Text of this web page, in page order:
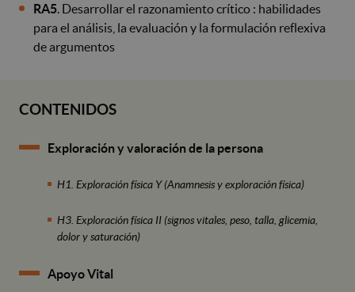
RA5 . Desarrollar el razonamiento crítico : habilidades
para el análisis, la evaluación y la formulación reflexiva
de argumentos
CONTENIDOS
Exploración y valoración de la persona
H1. Exploración física Y (Anamnesis y exploración física)
H3. Exploración física II (signos vitales, peso, talla, glicemia,
dolor y saturación)
Apoyo Vital